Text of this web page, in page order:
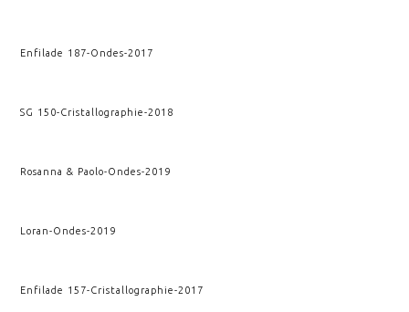
Enfilade 187-Ondes-2017
SG 150-Cristallographie-2018
Rosanna & Paolo-Ondes-2019
Loran-Ondes-2019
Enfilade 157-Cristallographie-2017